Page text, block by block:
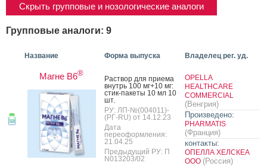
Скрыть групповые и нозологические аналоги
Групповые аналоги: 9
Название Форма выпуска Владелец рег. уд.
Магне B6®
Рас­твор для при­ема
внутрь 100 мг+10 мг:
стик-па­кеты 10 мл 10
шт.
РУ: ЛП-№(004011)-
(РГ-RU) от 14.12.23
Дата
переоформления:
21.04.25
Предыдущий РУ: П
N013203/02
OPELLA
HEALTHCARE
COMMERCIAL
(Венгрия)
Произведено:
PHARMATIS
(Франция)
контакты:
ОПЕЛЛА ХЕЛСКЕА
ООО (Россия)